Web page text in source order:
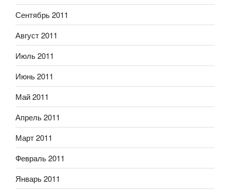
Сентябрь 2011
Август 2011
Июль 2011
Июнь 2011
Май 2011
Апрель 2011
Март 2011
Февраль 2011
Январь 2011